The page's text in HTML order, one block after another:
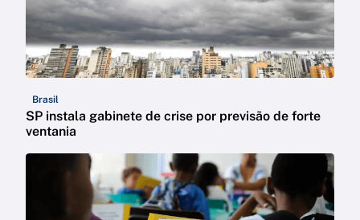
Brasil
SP instala gabinete de crise por previsão de forte
ventania